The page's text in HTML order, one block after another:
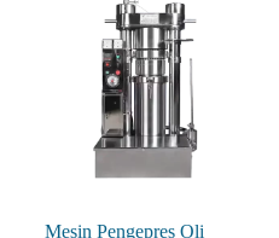
Mesin Pengepres Oli